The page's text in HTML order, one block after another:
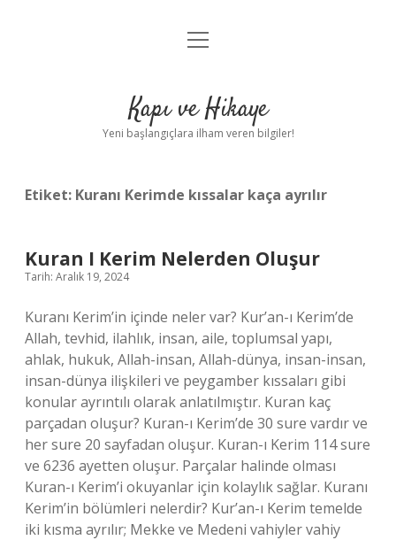
Anasayfa
Yasal Uyarı
menüyü
Kapı ve Hikaye
Yeni başlangıçlara ilham veren bilgiler!
Etiket: Kuranı Kerimde kıssalar kaça ayrılır
Kuran I Kerim Nelerden Oluşur
Tarih: Aralık 19, 2024
Kuranı Kerim’in içinde neler var? Kur’an-ı Kerim’de
Allah, tevhid, ilahlık, insan, aile, toplumsal yapı,
ahlak, hukuk, Allah-insan, Allah-dünya, insan-insan,
insan-dünya ilişkileri ve peygamber kıssaları gibi
konular ayrıntılı olarak anlatılmıştır. Kuran kaç
parçadan oluşur? Kuran-ı Kerim’de 30 sure vardır ve
her sure 20 sayfadan oluşur. Kuran-ı Kerim 114 sure
ve 6236 ayetten oluşur. Parçalar halinde olması
Kuran-ı Kerim’i okuyanlar için kolaylık sağlar. Kuranı
Kerim’in bölümleri nelerdir? Kur’an-ı Kerim temelde
iki kısma ayrılır; Mekke ve Medeni vahiyler vahiy